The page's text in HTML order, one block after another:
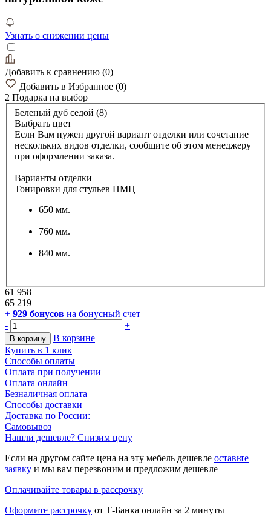
Узнать о снижении цены
Добавить к сравнению (0)
Добавить в Избранное (0)
2 Подарка на выбор
Беленый дуб седой (8)
Выбрать цвет
Если Вам нужен другой вариант отделки или сочетание
нескольких видов отделки, сообщите об этом менеджеру
при оформлении заказа.
Варианты отделки
Тонировки для стульев ПМЦ
650 мм.
760 мм.
840 мм.
61 958
65 219
+ 929 бонусов на бонусный счет
-
+
В корзину
В корзине
Купить в 1 клик
Способы оплаты
Оплата при получении
Оплата онлайн
Безналичная оплата
Способы доставки
Доставка по России:
Самовывоз
Нашли дешевле? Снизим цену
Если на другом сайте цена на эту мебель дешевле оставьте
заявку и мы вам перезвоним и предложим дешевле
Оплачивайте товары в рассрочку
Оформите рассрочку от Т-Банка онлайн за 2 минуты